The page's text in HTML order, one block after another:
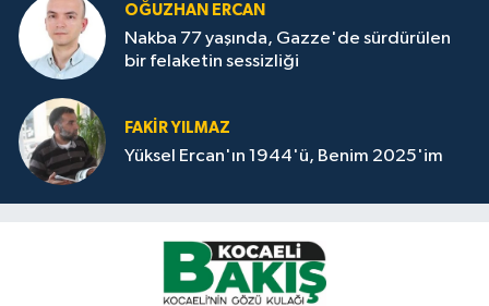
OĞUZHAN ERCAN
Nakba 77 yaşında, Gazze'de sürdürülen
bir felaketin sessizliği
FAKİR YILMAZ
Yüksel Ercan'ın 1944'ü, Benim 2025'im